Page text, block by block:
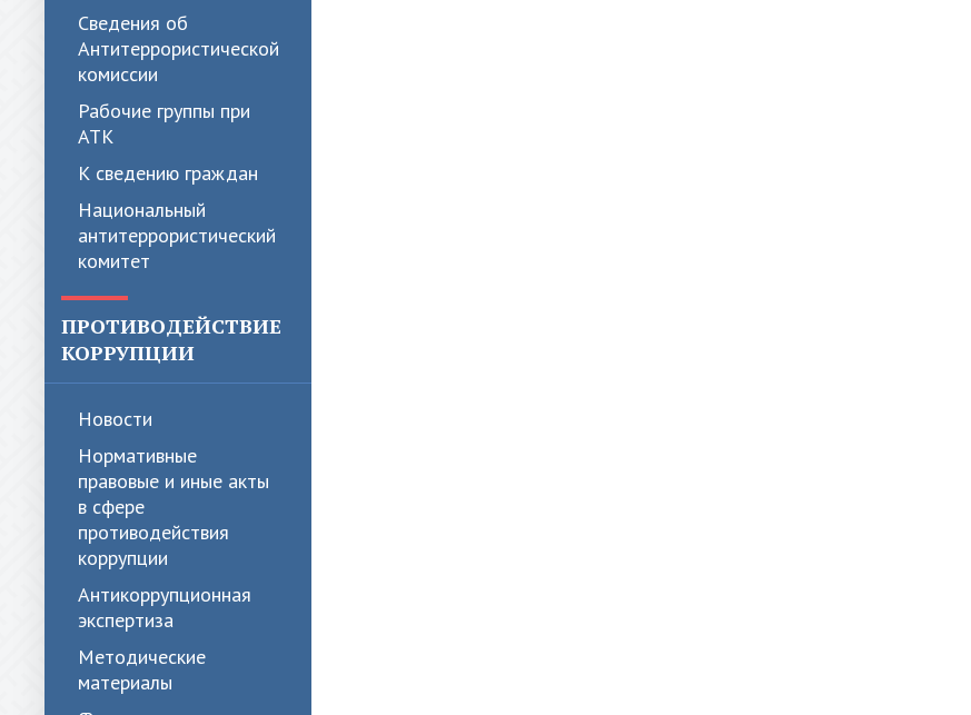
Сведения об
Антитеррористической
комиссии
Рабочие группы при
АТК
К сведению граждан
Национальный
антитеррористический
комитет
ПРОТИВОДЕЙСТВИЕ
КОРРУПЦИИ
Новости
Нормативные
правовые и иные акты
в сфере
противодействия
коррупции
Антикоррупционная
экспертиза
Методические
материалы